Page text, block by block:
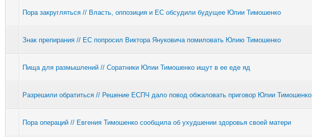
Пора закругляться // Власть, оппозиция и ЕС обсудили будущее Юлии Тимошенко
Знак препирания // ЕС попросил Виктора Януковича помиловать Юлию Тимошенко
Пища для размышлений // Соратники Юлии Тимошенко ищут в ее еде яд
Разрешили обратиться // Решение ЕСПЧ дало повод обжаловать приговор Юлии Тимошенко
Пора операций // Евгения Тимошенко сообщила об ухудшении здоровья своей матери